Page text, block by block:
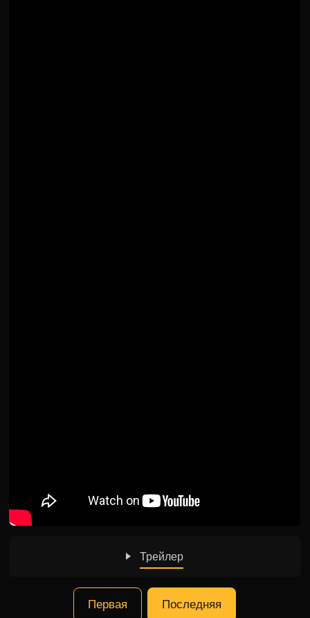
Трейлер
Первая Последняя